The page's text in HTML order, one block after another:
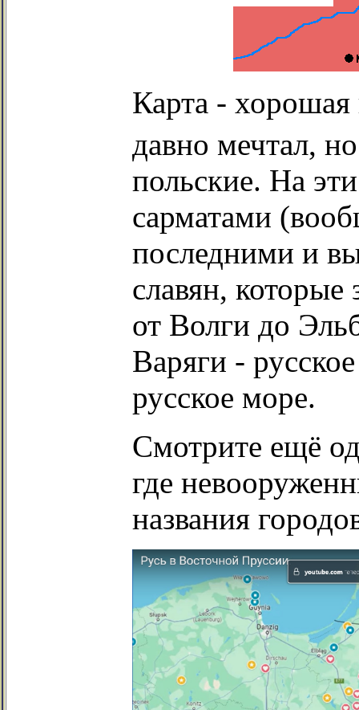
Карта -
давно мечтал,
польские. На
сарматами
последними и
славян,
от Волги до
Варяги -
русское море.
Смотрите ещё
где
названия